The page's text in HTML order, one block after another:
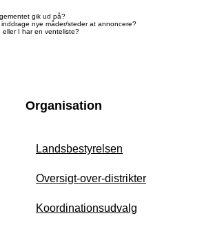
gik ud på?
nye måder/steder at annoncere?
eller I har en venteliste?
Organisation
Landsbestyrelsen
Oversigt-over-distrikter
Koordinationsudvalg